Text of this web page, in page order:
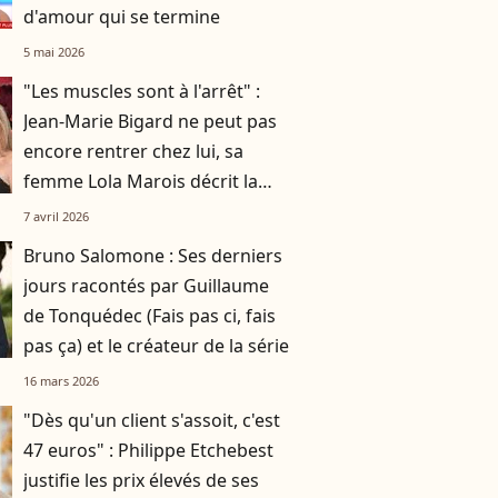
d'amour qui se termine
5 mai 2026
"Les muscles sont à l'arrêt" :
Jean-Marie Bigard ne peut pas
encore rentrer chez lui, sa
femme Lola Marois décrit la
situation
7 avril 2026
Bruno Salomone : Ses derniers
jours racontés par Guillaume
de Tonquédec (Fais pas ci, fais
pas ça) et le créateur de la série
16 mars 2026
"Dès qu'un client s'assoit, c'est
47 euros" : Philippe Etchebest
justifie les prix élevés de ses